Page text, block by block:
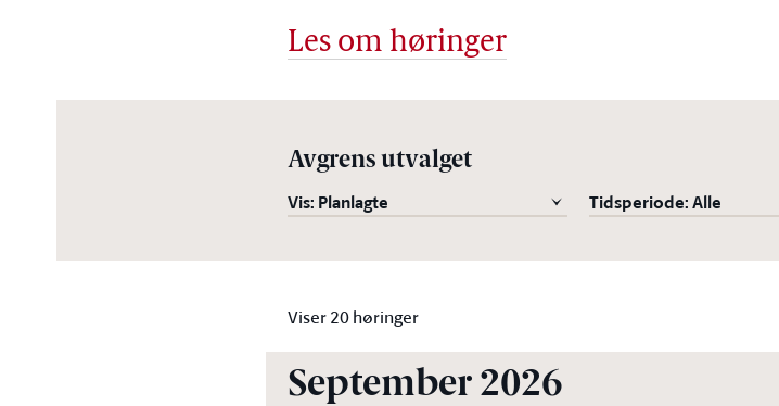
Les om høringer
Avgrens utvalget
Vis: Planlagte
Tidsperiode: Alle
Viser20høringer
September 2026